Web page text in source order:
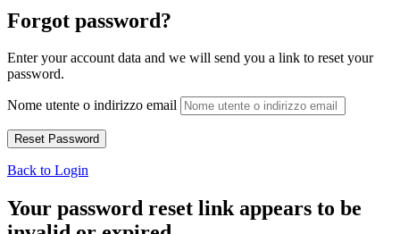
Forgot password?
Enter your account data and we will send you a link to reset your
password.
Nome utente o indirizzo email
Back to Login
Your password reset link appears to be